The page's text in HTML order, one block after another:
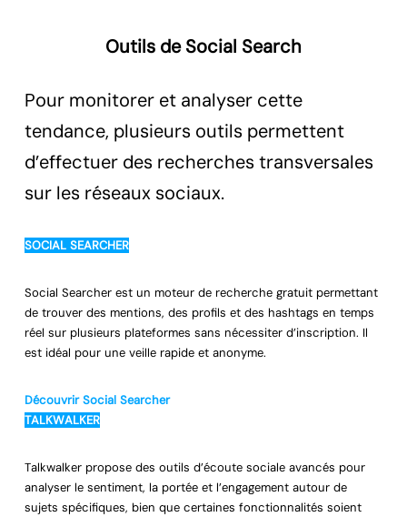
Outils de Social Search
Pour monitorer et analyser cette
tendance, plusieurs outils permettent
d’effectuer des recherches transversales
sur les réseaux sociaux.
SOCIAL SEARCHER
Social Searcher est un moteur de recherche gratuit permettant
de trouver des mentions, des profils et des hashtags en temps
réel sur plusieurs plateformes sans nécessiter d’inscription. Il
est idéal pour une veille rapide et anonyme.
Découvrir Social Searcher
TALKWALKER
Talkwalker propose des outils d’écoute sociale avancés pour
analyser le sentiment, la portée et l’engagement autour de
sujets spécifiques, bien que certaines fonctionnalités soient